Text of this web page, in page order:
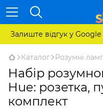
Залиште відгук у
Каталог Розумні
Набір
Hue: розетка,
комплект